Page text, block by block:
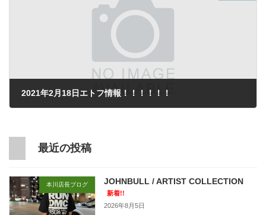
2021年2月18日エトフ情報！！！！！！
最近の投稿
本川店長ブログ JOHNBULL / ARTIST COLLECTION
新着!!
2026年8月5日